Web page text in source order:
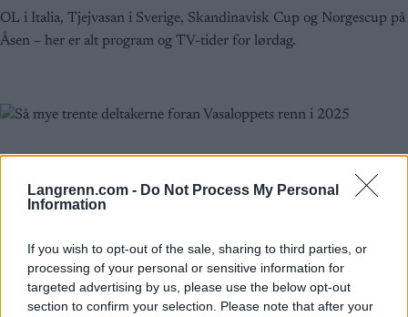
Langrenn.com - Do Not Process My Personal
Information
If you wish to opt-out of the sale, sharing to third parties, or
processing of your personal or sensitive information for
targeted advertising by us, please use the below opt-out
section to confirm your selection. Please note that after your
OL i Italia, Tjejvasan i Sverige, Skandinavisk Cup og Norgescup på
Åsen – her er alt program og TV-tider for lørdag.